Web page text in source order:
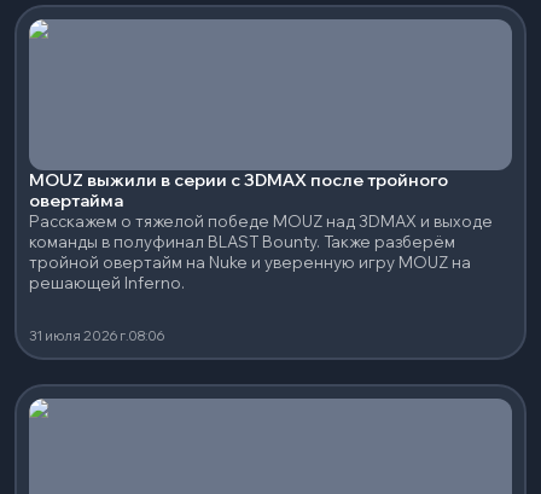
MOUZ выжили в серии с 3DMAX после тройного
овертайма
Расскажем о тяжелой победе MOUZ над 3DMAX и выходе
команды в полуфинал BLAST Bounty. Также разберём
тройной овертайм на Nuke и уверенную игру MOUZ на
решающей Inferno.
31 июля 2026 г.08:06